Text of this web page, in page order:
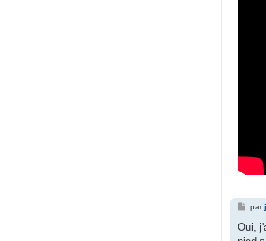
M
s
par
Oui,